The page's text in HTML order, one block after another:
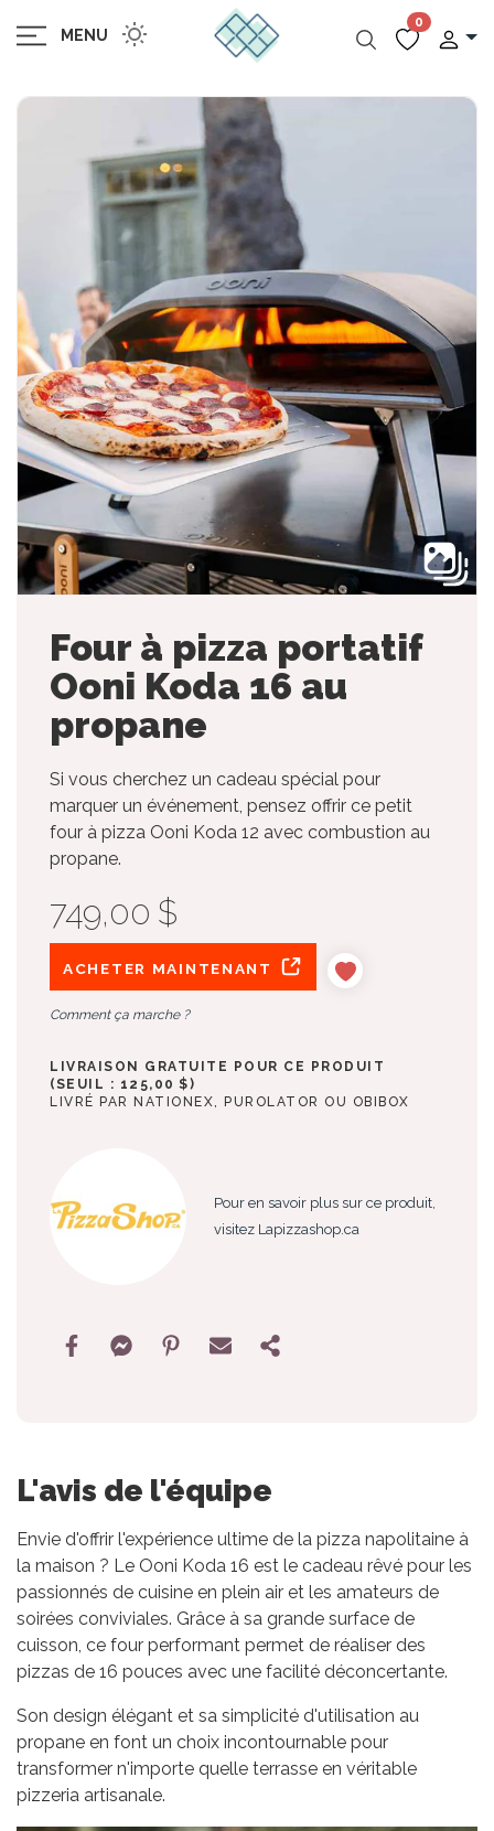
MENU
0
Four à pizza portatif
Ooni Koda 16 au
propane
Si vous cherchez un cadeau spécial pour
marquer un événement, pensez offrir ce petit
four à pizza Ooni Koda 12 avec combustion au
propane.
749,00 $
ACHETER MAINTENANT
Comment ça marche ?
LIVRAISON GRATUITE POUR CE PRODUIT
(SEUIL : 125,00 $)
LIVRÉ PAR NATIONEX, PUROLATOR OU OBIBOX
Pour en savoir plus sur ce produit,
visitez Lapizzashop.ca
L'avis de l'équipe
Envie d'offrir l'expérience ultime de la pizza napolitaine à
la maison ? Le Ooni Koda 16 est le cadeau rêvé pour les
passionnés de cuisine en plein air et les amateurs de
soirées conviviales. Grâce à sa grande surface de
cuisson, ce four performant permet de réaliser des
pizzas de 16 pouces avec une facilité déconcertante.
Son design élégant et sa simplicité d'utilisation au
propane en font un choix incontournable pour
transformer n'importe quelle terrasse en véritable
pizzeria artisanale.